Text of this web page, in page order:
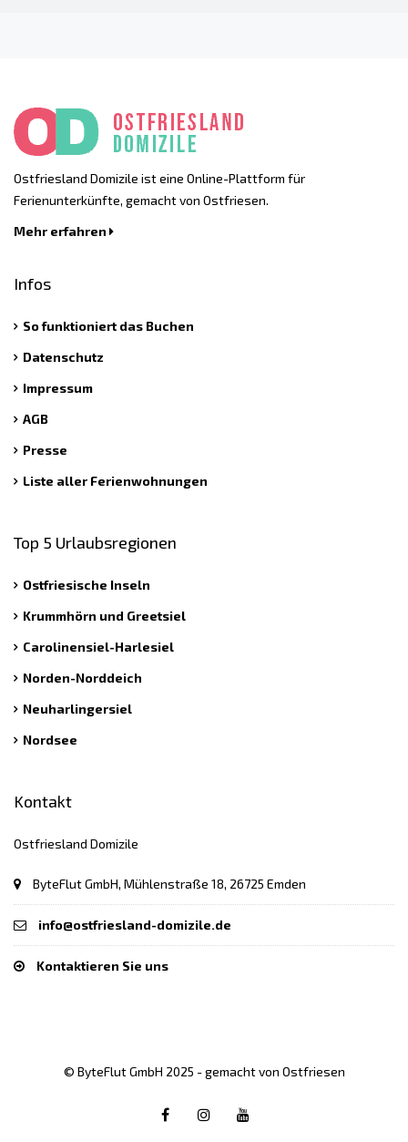
Ostfriesland Domizile ist eine Online-Plattform für
Ferienunterkünfte, gemacht von Ostfriesen.
Mehr erfahren
Infos
So funktioniert das Buchen
Datenschutz
Impressum
AGB
Presse
Liste aller Ferienwohnungen
Top 5 Urlaubsregionen
Ostfriesische Inseln
Krummhörn und Greetsiel
Carolinensiel-Harlesiel
Norden-Norddeich
Neuharlingersiel
Nordsee
Kontakt
Ostfriesland Domizile
ByteFlut GmbH, Mühlenstraße 18, 26725 Emden
info@ostfriesland-domizile.de
Kontaktieren Sie uns
© ByteFlut GmbH 2025 - gemacht von Ostfriesen